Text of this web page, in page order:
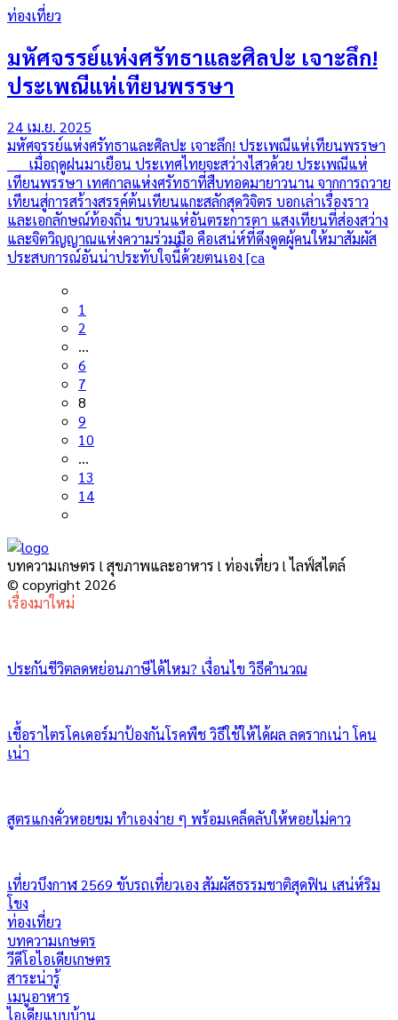
ท่องเที่ยว
มหัศจรรย์แห่งศรัทธาและศิลปะ เจาะลึก!
ประเพณีแห่เทียนพรรษา
24 เม.ย. 2025
มหัศจรรย์แห่งศรัทธาและศิลปะ เจาะลึก! ประเพณีแห่เทียนพรรษา
เมื่อฤดูฝนมาเยือน ประเทศไทยจะสว่างไสวด้วย ประเพณีแห่
เทียนพรรษา เทศกาลแห่งศรัทธาที่สืบทอดมายาวนาน จากการถวาย
เทียนสู่การสร้างสรรค์ต้นเทียนแกะสลักสุดวิจิตร บอกเล่าเรื่องราว
และเอกลักษณ์ท้องถิ่น ขบวนแห่อันตระการตา แสงเทียนที่ส่องสว่าง
และจิตวิญญาณแห่งความร่วมมือ คือเสน่ห์ที่ดึงดูดผู้คนให้มาสัมผัส
ประสบการณ์อันน่าประทับใจนี้ด้วยตนเอง [ca
1
2
…
6
7
8
9
10
…
13
14
บทความเกษตร l สุขภาพและอาหาร l ท่องเที่ยว l ไลฟ์สไตล์
© copyright 2026
เรื่องมาใหม่
ประกันชีวิตลดหย่อนภาษีได้ไหม? เงื่อนไข วิธีคำนวณ
เชื้อราไตรโคเดอร์มาป้องกันโรคพืช วิธีใช้ให้ได้ผล ลดรากเน่า โคน
เน่า
สูตรแกงคั่วหอยขม ทำเองง่าย ๆ พร้อมเคล็ดลับให้หอยไม่คาว
เที่ยวบึงกาฬ 2569 ขับรถเที่ยวเอง สัมผัสธรรมชาติสุดฟิน เสน่ห์ริม
โขง
ท่องเที่ยว
บทความเกษตร
วีดีโอไอเดียเกษตร
สาระน่ารู้
เมนูอาหาร
ไอเดียแบบบ้าน